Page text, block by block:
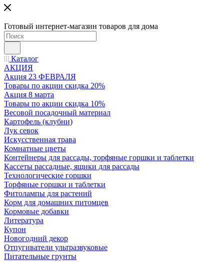
Готовый интернет-магазин товаров для дома
Каталог
АКЦИЯ
Акция 23 ФЕВРАЛЯ
Товары по акции скидка 20%
Акция 8 марта
Товары по акции скидка 10%
Весовой посадочный материал
Картофель (клубни)
Лук севок
Искусственная трава
Комнатные цветы
Контейнеры для рассады, торфяные горшки и таблетки
Кассеты рассадные, ящики для рассады
Технологические горшки
Торфяные горшки и таблетки
Фитолампы для растений
Корм для домашних питомцев
Кормовые добавки
Литература
Купон
Новогодний декор
Отпугиватели ультразвуковые
Питательные грунты